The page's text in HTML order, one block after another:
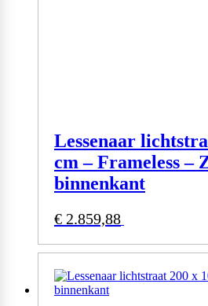
Lessenaar
cm – Frameless –
binnenkant
€ 2.859,88